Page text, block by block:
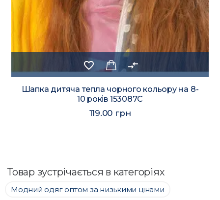
favorite_border compare_arrows
Шапка дитяча тепла чорного кольору на 8-
10 років 153087C
119.00 грн
Товар зустрічається в категоріях
Модний одяг оптом за низькими цінами